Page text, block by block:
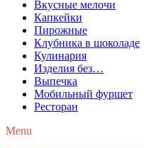
Вкусные мелочи
Капкейки
Пирожные
Клубника в шоколаде
Кулинария
Изделия без…
Выпечка
Мобильный фуршет
Ресторан
Menu